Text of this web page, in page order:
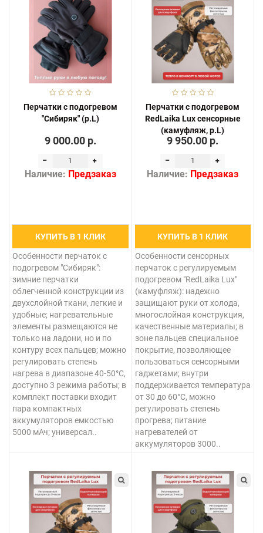
Перчатки с подогревом
"Сибиряк" (р.L)
9 000.00 р.
Наличие: Предзаказ
КУПИТЬ В 1 КЛИК
Особенности перчаток с
подогревом "Сибиряк":
зимние перчатки
облегченной конструкции из
двухслойной ткани, легкие и
удобные; нагревательные
элементы размещаются не
только на ладони, но и по
контуру всех пальцев; можно
регулировать степень
нагрева в диапазоне 40-50°С,
доступно 3 режима работы; в
комплект поставки входит
пара компактных
аккумуляторов емкостью
5000 мАч; универсал..
Перчатки с подогревом
RedLaika Lux сенсорные
(камуфляж, р.L)
9 950.00 р.
Наличие: Предзаказ
КУПИТЬ В 1 КЛИК
Особенности сенсорных
перчаток с регулируемым
подогревом "RedLaika Lux"
(камуфляж): надежно
защищают руки от холода,
многослойная конструкция,
качественные материалы; в
зоне пальцев специальное
покрытие, позволяющее
пользоваться сенсорными
гаджетами; внутри
поддерживается температура
от 30 до 60°С, можно
регулировать степень
прогрева; питание
нагревателей от
аккумуляторов 3000..